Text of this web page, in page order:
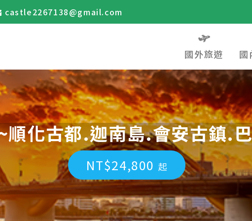
castle2267138@gmail.com
國外旅遊 國
順化古都.迦南島.會安古鎮.
NT$24,800 起